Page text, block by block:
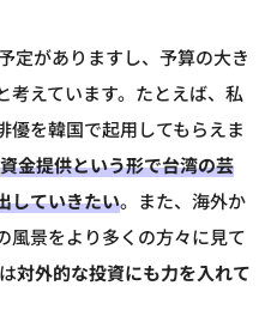
定がありますし、予算の大き
考えています。たとえば、私
優を韓国で起用してもらえま
資金提供という形で台湾の芸
していきたい。また、海外か
風景をより多くの方々に見て
対外的な投資にも力を入れて